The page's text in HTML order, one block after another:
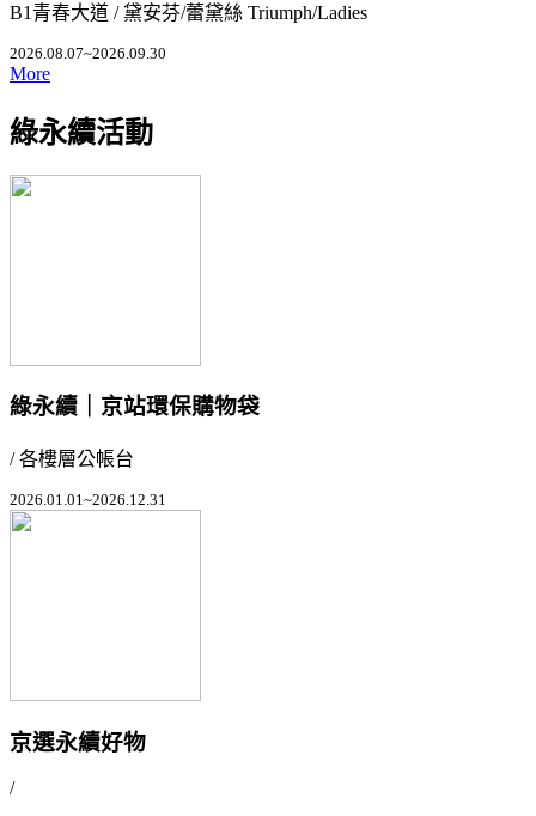
B1青春大道 / 黛安芬/蕾黛絲 Triumph/Ladies
2026.08.07~2026.09.30
More
綠永續活動
綠永續｜京站環保購物袋
/ 各樓層公帳台
2026.01.01~2026.12.31
京選永續好物
/